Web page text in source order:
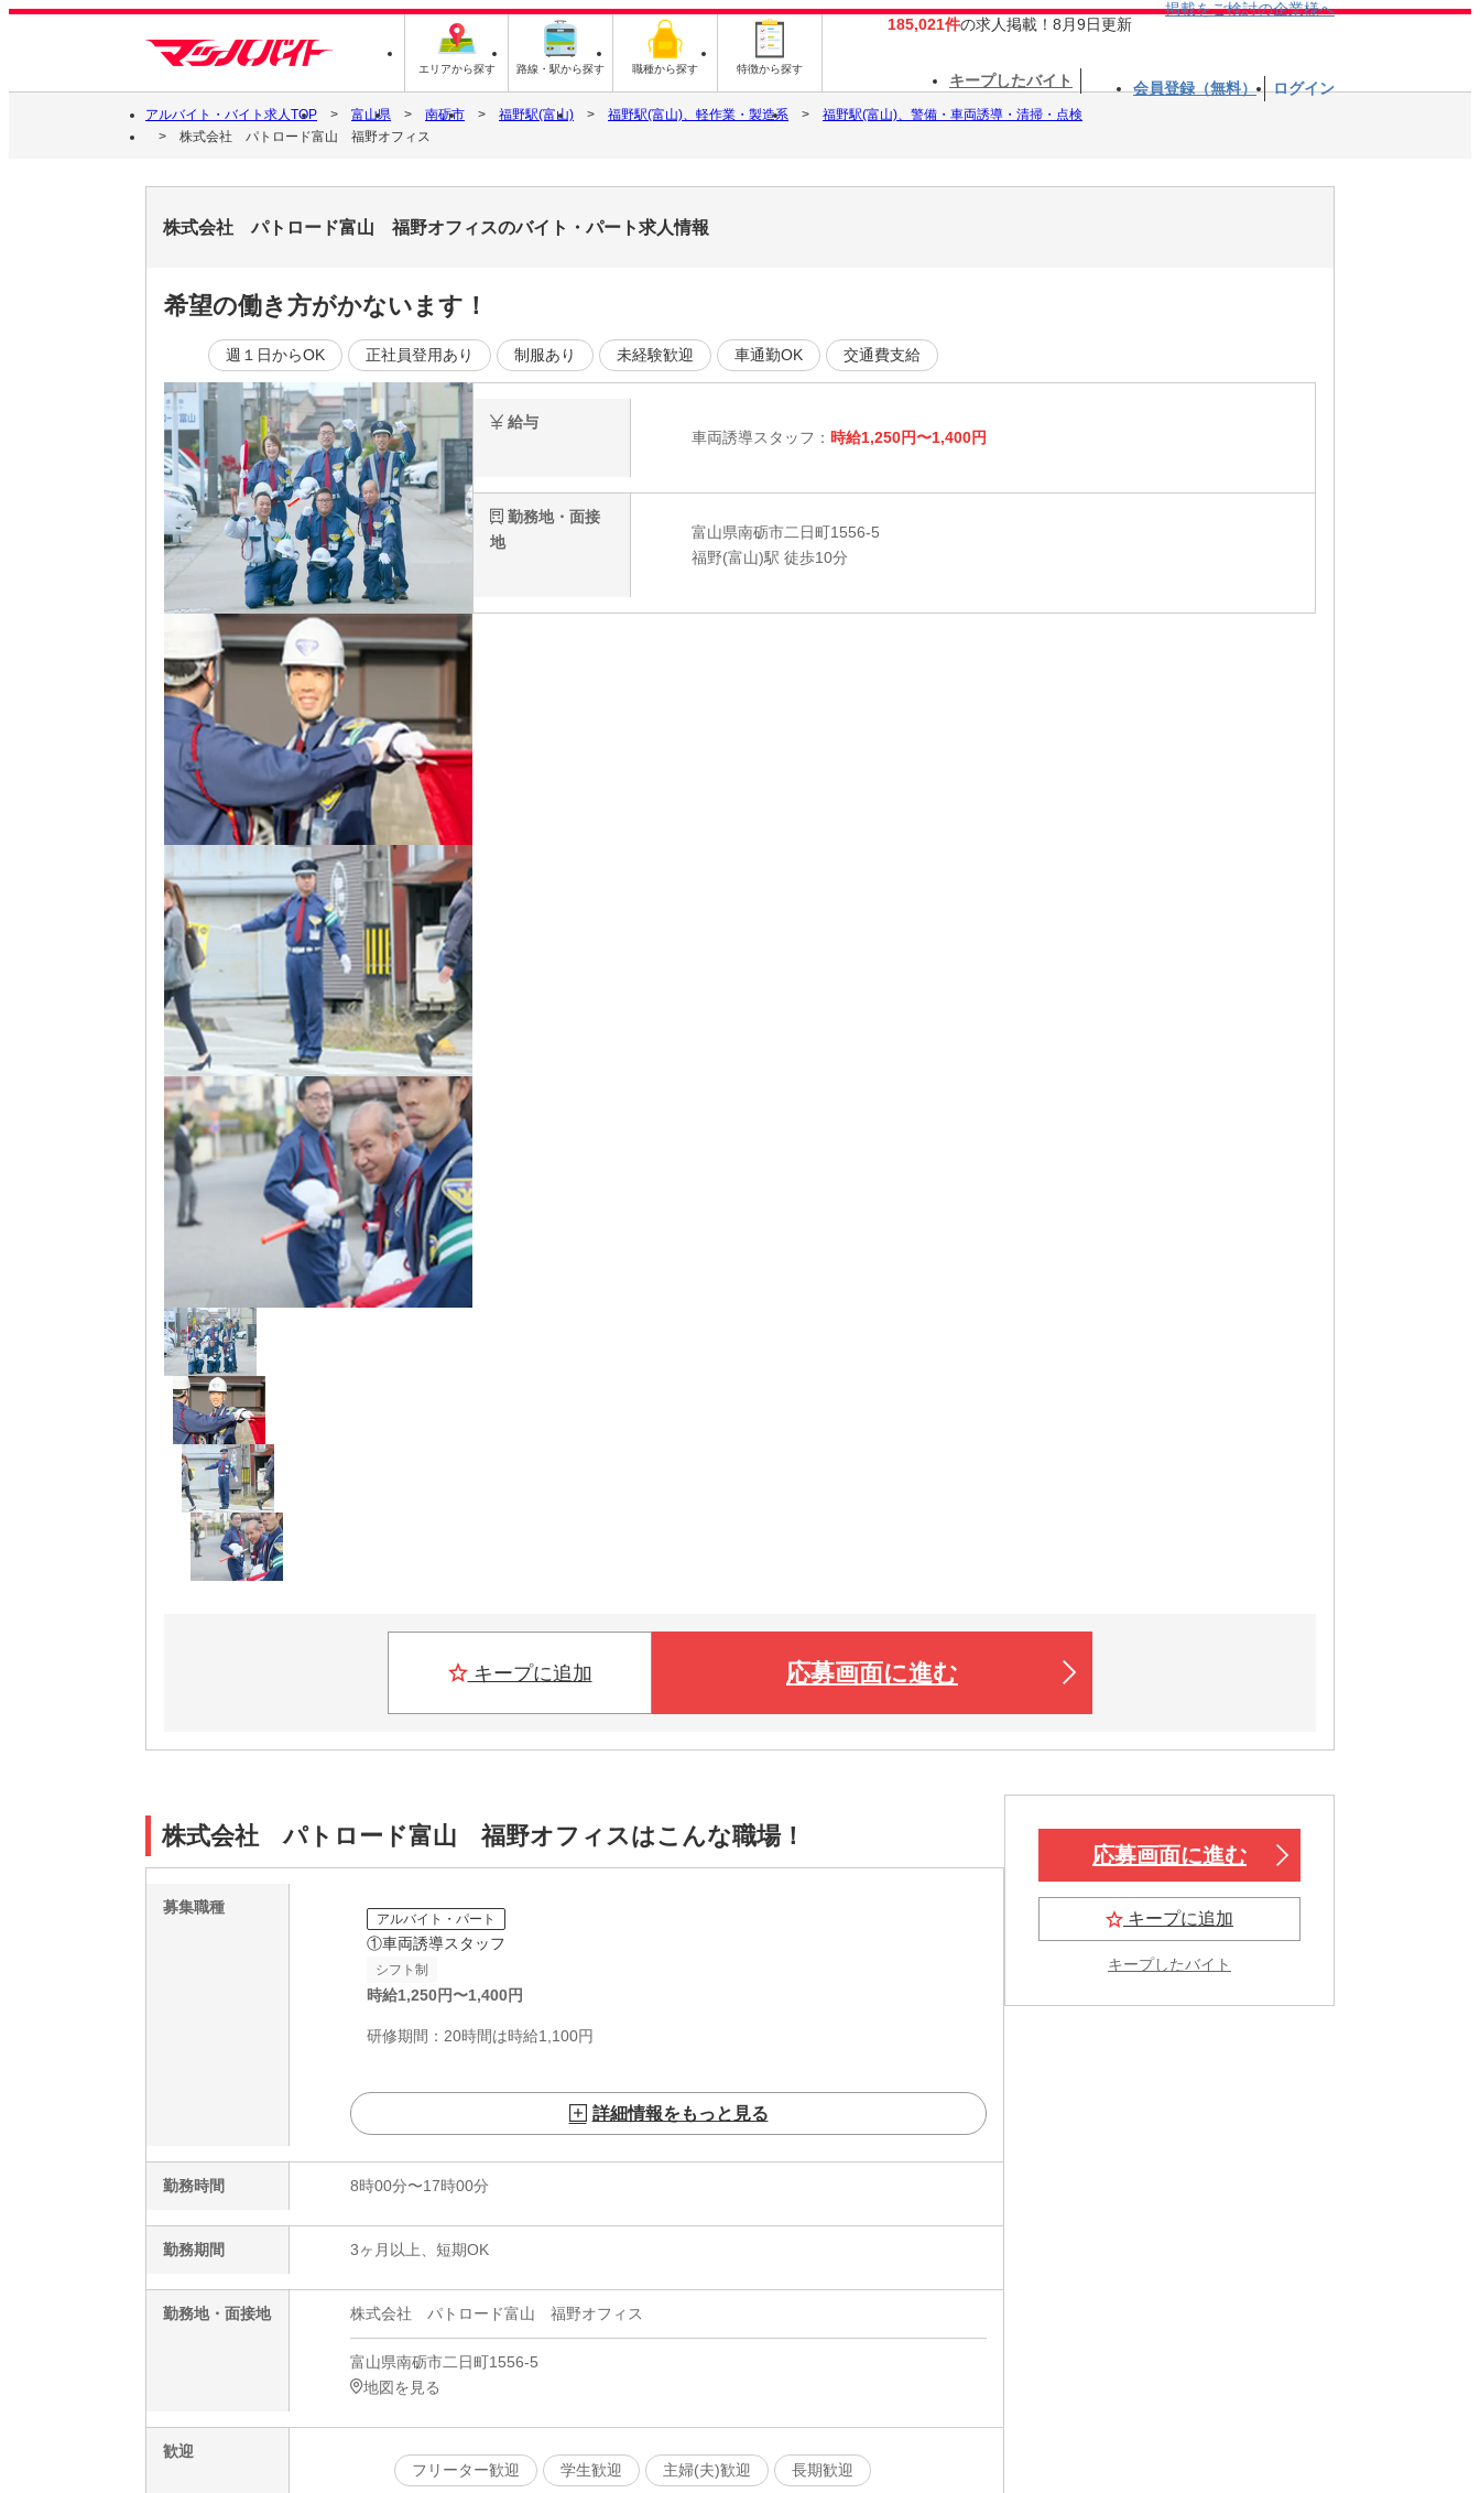
エリアから探す 路線・駅から探す 職種から探す 特徴から探す
185,021件の求人掲載！8月9日更新
掲載をご検討の企業様へ
キープしたバイト 会員登録（無料） ログイン
アルバイト・バイト求人TOP 富山県 南砺市 福野駅(富山) 福野駅(富山)、軽作業・製造系
福野駅(富山)、警備・車両誘導・清掃・点検
株式会社 パトロード富山 福野オフィス
株式会社 パトロード富山 福野オフィスのバイト・パート求人情報
希望の働き方がかないます！
週１日からOK 正社員登用あり 制服あり 未経験歓迎 車通勤OK 交通費支給
給与
車両誘導スタッフ： 時給1,250円〜1,400円
勤務地・面接
地
富山県南砺市二日町1556-5
福野(富山)駅 徒歩10分
キープに追加 応募画面に進む
株式会社 パトロード富山 福野オフィスはこんな職場！
募集職種
アルバイト・パート
①車両誘導スタッフ
シフト制
時給1,250円〜1,400円
研修期間：20時間は時給1,100円
詳細情報をもっと見る
勤務時間 8時00分〜17時00分
勤務期間 3ヶ月以上、短期OK
勤務地・面接地 株式会社 パトロード富山 福野オフィス
富山県南砺市二日町1556-5
地図を見る
歓迎
フリーター歓迎
学生歓迎 主婦(夫)歓迎 長期歓迎
応募画面に進む
キープに追加
キープしたバイト